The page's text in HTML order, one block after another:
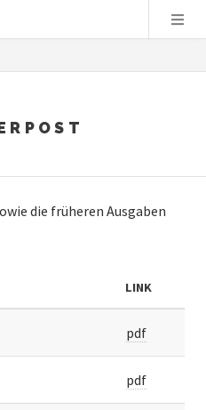
die früheren Ausgaben
LINK
pdf
pdf